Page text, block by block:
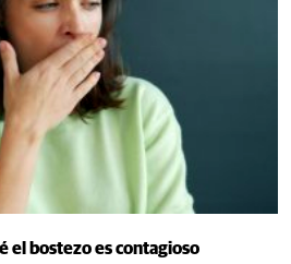
el bostezo es contagioso